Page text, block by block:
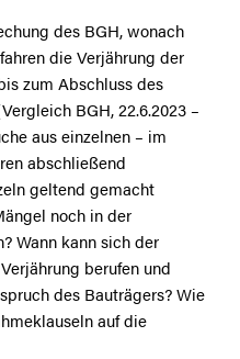
des BGH, wonach
die Verjährung der
zum Abschluss des
BGH, 22.6.2023 –
aus einzelnen – im
abschließend
geltend gemacht
noch in der
Wann kann sich der
berufen und
des Bauträgers? Wie
auf die